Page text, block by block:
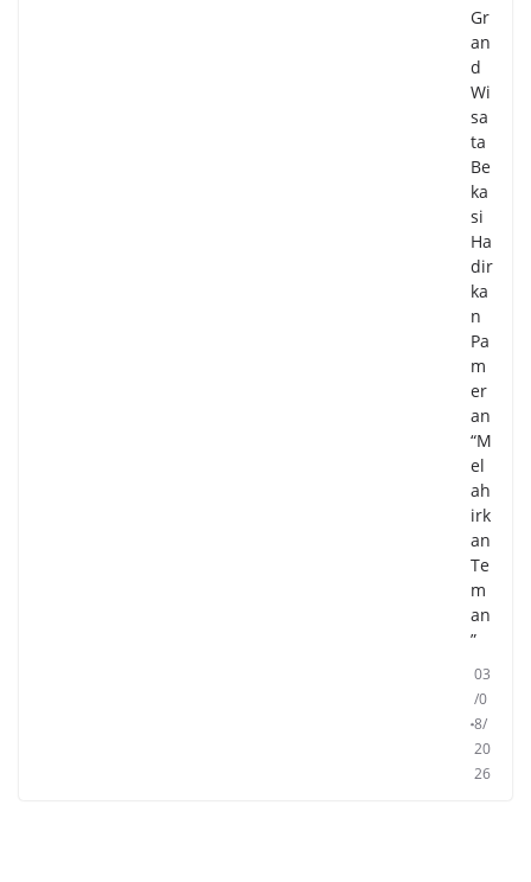
Gr
an
d
Wi
sa
ta
Be
ka
si
Ha
dir
ka
n
Pa
m
er
an
“M
el
ah
irk
an
Te
m
an
”
03
/0
8/
20
26